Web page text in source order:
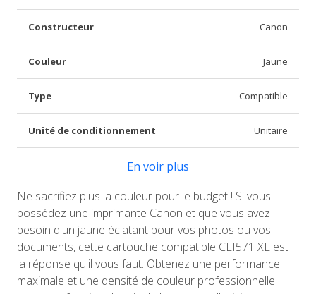
Constructeur Canon
Couleur Jaune
Type Compatible
Unité de conditionnement Unitaire
En voir plus
Ne sacrifiez plus la couleur pour le budget ! Si vous
possédez une imprimante Canon et que vous avez
besoin d'un jaune éclatant pour vos photos ou vos
documents, cette cartouche compatible CLI571 XL est
la réponse qu'il vous faut. Obtenez une performance
maximale et une densité de couleur professionnelle